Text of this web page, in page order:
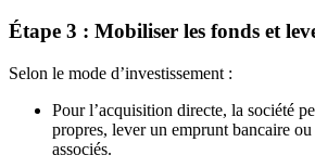
Étape 3 : Mobiliser les fonds et
Selon le mode d’investissement :
Pour l’acquisition directe, la société
propres, lever un emprunt bancaire
associés.